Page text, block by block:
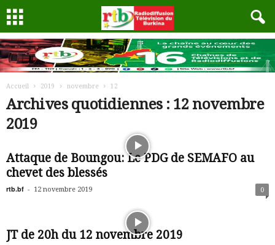
Accueil 2019 novembre 12
Archives quotidiennes : 12 novembre
2019
Attaque de Boungou: Le PDG de SEMAFO au
chevet des blessés
rtb.bf - 12 novembre 2019 0
JT de 20h du 12 novembre 2019